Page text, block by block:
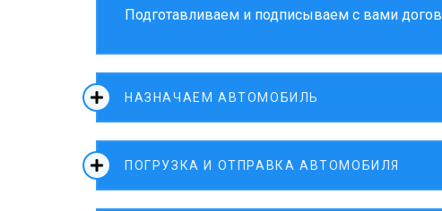
Подготавливаем и подписываем с вами
НАЗНАЧАЕМ АВТОМОБИЛЬ
ПОГРУЗКА И ОТПРАВКА АВТОМОБИЛЯ